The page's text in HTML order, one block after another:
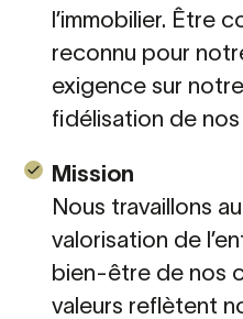
l’immobilier. Être
reconnu pour
exigence sur
fidélisation de
Mission
Nous travaillons
valorisation de
bien-être de nos
valeurs reflètent